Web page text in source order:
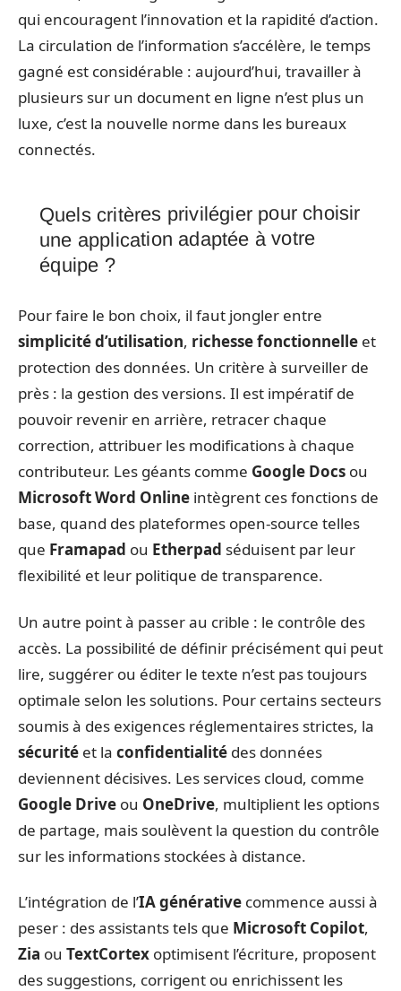
qui encouragent l’innovation et la rapidité d’action.
La circulation de l’information s’accélère, le temps
gagné est considérable : aujourd’hui, travailler à
plusieurs sur un document en ligne n’est plus un
luxe, c’est la nouvelle norme dans les bureaux
connectés.
Quels critères privilégier pour choisir
une application adaptée à votre
équipe ?
Pour faire le bon choix, il faut jongler entre
simplicité d’utilisation, richesse fonctionnelle et
protection des données. Un critère à surveiller de
près : la gestion des versions. Il est impératif de
pouvoir revenir en arrière, retracer chaque
correction, attribuer les modifications à chaque
contributeur. Les géants comme Google Docs ou
Microsoft Word Online intègrent ces fonctions de
base, quand des plateformes open-source telles
que Framapad ou Etherpad séduisent par leur
flexibilité et leur politique de transparence.
Un autre point à passer au crible : le contrôle des
accès. La possibilité de définir précisément qui peut
lire, suggérer ou éditer le texte n’est pas toujours
optimale selon les solutions. Pour certains secteurs
soumis à des exigences réglementaires strictes, la
sécurité et la confidentialité des données
deviennent décisives. Les services cloud, comme
Google Drive ou OneDrive, multiplient les options
de partage, mais soulèvent la question du contrôle
sur les informations stockées à distance.
L’intégration de l’IA générative commence aussi à
peser : des assistants tels que Microsoft Copilot,
Zia ou TextCortex optimisent l’écriture, proposent
des suggestions, corrigent ou enrichissent les